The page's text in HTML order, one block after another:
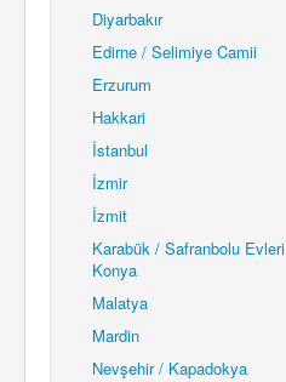
Diyarbakır
Edirne / Selimiye Camii
Erzurum
Hakkari
İstanbul
İzmir
İzmit
Karabük / Safranbolu Evleri
Konya
Malatya
Mardin
Nevşehir / Kapadokya